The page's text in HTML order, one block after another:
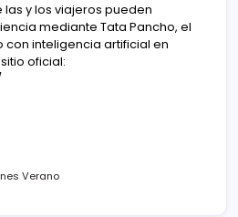
y los viajeros pueden
mediante Tata Pancho, el
con inteligencia artificial en
oficial:
Verano